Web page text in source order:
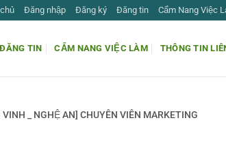
Đăng nhập Đăng ký Đăng tin Cẩm Nang Việc
ĐĂNG TIN CẨM NANG VIỆC LÀM THÔNG TIN
_ NGHỆ AN] CHUYÊN VIÊN MARKETING